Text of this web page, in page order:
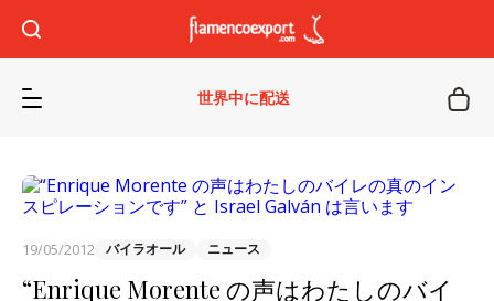
世界中に配送
19/05/2012 バイラオール ニュース
“Enrique Morente の声はわたしのバイ